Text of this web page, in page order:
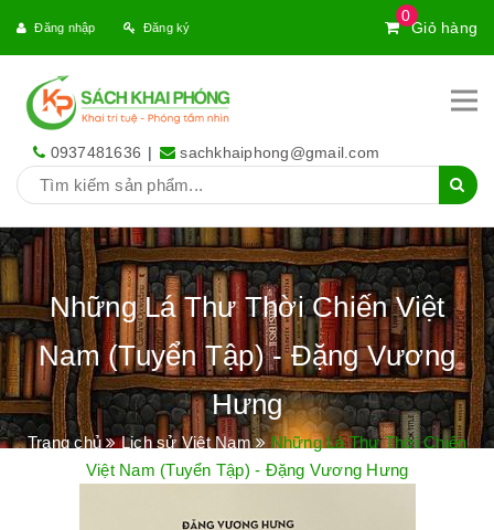
0
Giỏ hàng
Đăng nhập Đăng ký
0937481636 | sachkhaiphong@gmail.com
Những Lá Thư Thời Chiến Việt
Nam (Tuyển Tập) - Đặng Vương
Hưng
Trang chủ Lịch sử Việt Nam
Những Lá Thư Thời Chiến
Việt Nam (Tuyển Tập) - Đặng Vương Hưng